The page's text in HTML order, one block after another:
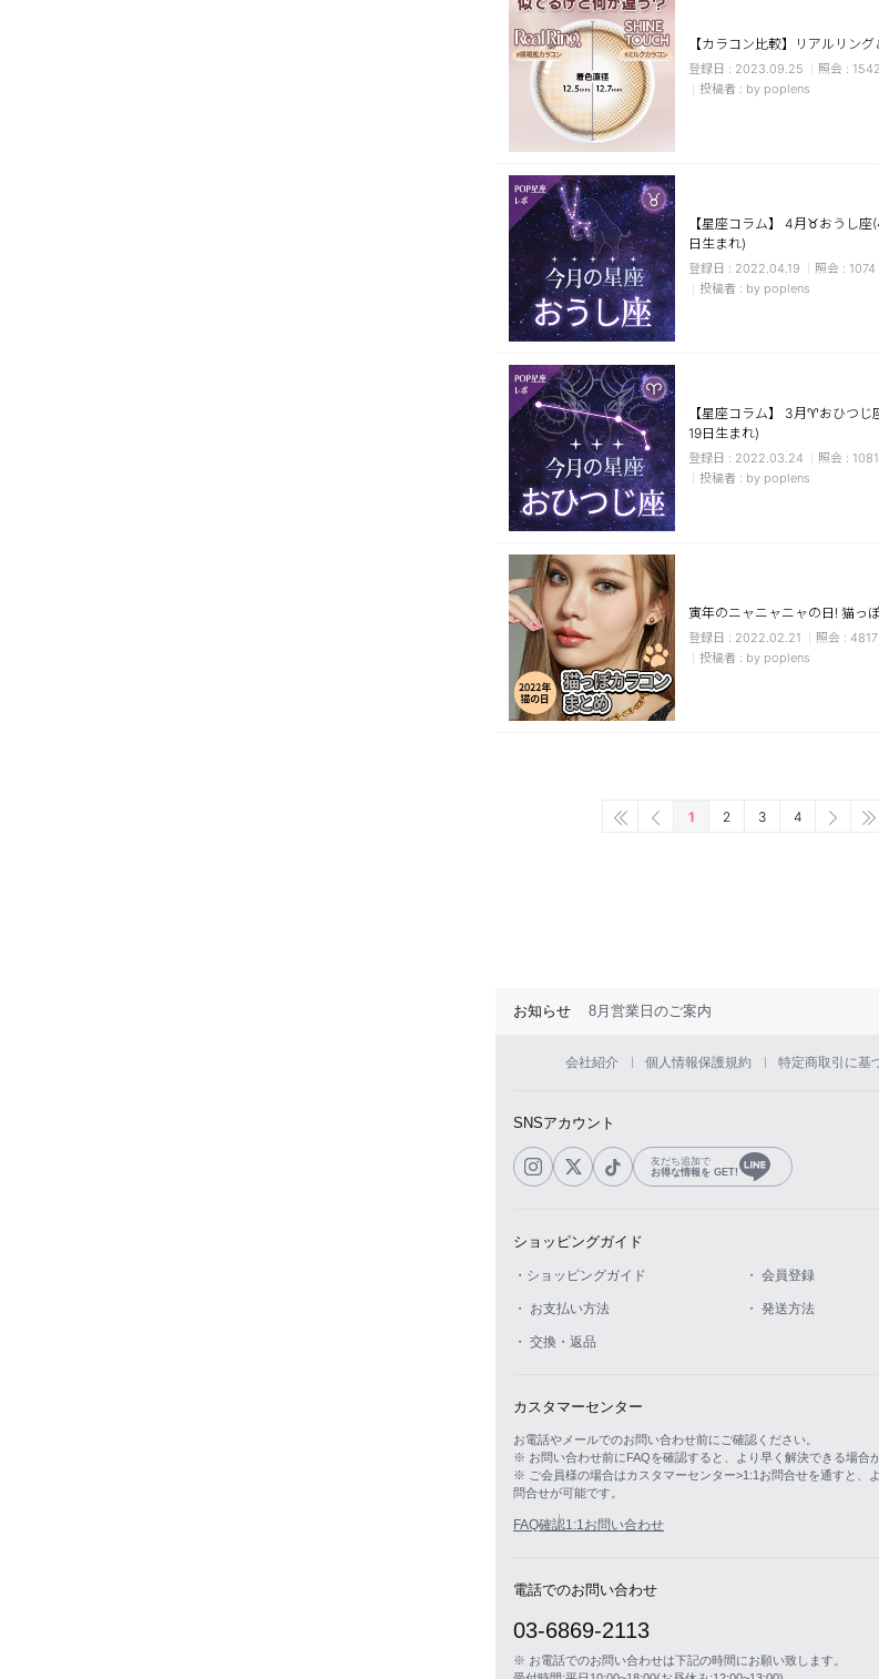
【カラコン比較】リアルリン
2023.09.25
1542
by poplens
【星座コラム】 4月♉おうし
日生まれ)
2022.04.19
1074
by poplens
【星座コラム】 3月♈おひつ
19日生まれ)
2022.03.24
by poplens
寅年のニャニャニャの日! 猫っ
2022.02.21
4817
by poplens
1 2 3 4
お知らせ 8月営業日のご案内
会社紹介 個人情報保護規約 特定商取引に基
SNSアカウント
友だち追加で
お得な情報を GET!
ショッピングガイド
・ショッピングガイド ・ 会員登録
・ お支払い方法 ・ 発送方法
・ 交換・返品
カスタマーセンター
お電話やメールでのお問い合わせ前にご確認ください。
※ お問い合わせ前にFAQを確認すると、より早く解決できる場合
※ ご会員様の場合はカスタマーセンター>1:1お問合せを通すと、
問合せが可能です。
FAQ確認1:1お問い合わせ
電話でのお問い合わせ
03-6869-2113
※ お電話でのお問い合わせは下記の時間にお願い致します。